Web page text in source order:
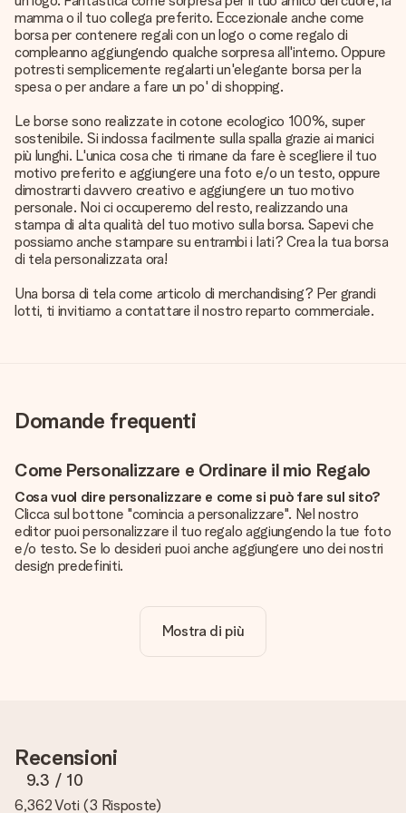
mamma o il tuo collega preferito. Eccezionale anche come
borsa per contenere regali con un logo o come regalo di
compleanno aggiungendo qualche sorpresa all'interno. Oppure
potresti semplicemente regalarti un'elegante borsa per la
spesa o per andare a fare un po' di shopping.
Le borse sono realizzate in cotone ecologico 100%, super
sostenibile. Si indossa facilmente sulla spalla grazie ai manici
più lunghi. L'unica cosa che ti rimane da fare è scegliere il tuo
motivo preferito e aggiungere una foto e/o un testo, oppure
dimostrarti davvero creativo e aggiungere un tuo motivo
personale. Noi ci occuperemo del resto, realizzando una
stampa di alta qualità del tuo motivo sulla borsa. Sapevi che
possiamo anche stampare su entrambi i lati? Crea la tua borsa
di tela personalizzata ora!
Una borsa di tela come articolo di merchandising? Per grandi
lotti, ti invitiamo a contattare il nostro reparto commerciale.
Domande frequenti
Come Personalizzare e Ordinare il mio Regalo
Cosa vuol dire personalizzare e come si può fare sul sito?
Clicca sul bottone "comincia a personalizzare". Nel nostro
editor puoi personalizzare il tuo regalo aggiungendo la tue foto
e/o testo. Se lo desideri puoi anche aggiungere uno dei nostri
design predefiniti.
Certo! Il prezzo mostrato include sempre la personalizzazione
nostro servizio clienti e includi la foto insieme al regalo che
vuoi ordinare. Potranno verificare la qualità per te!
Quali formati posso caricare?
Mostra di più
Recensioni
9.3 / 10
6,362 Voti (3 Risposte)